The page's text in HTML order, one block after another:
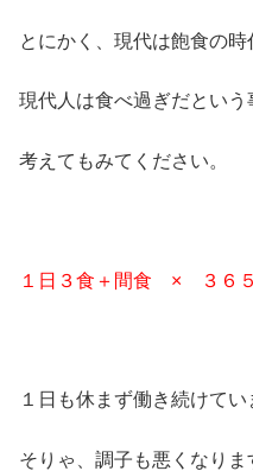
とにかく、現代は飽食の時
現代人は食べ過ぎだという
考えてもみてください。
１日３食＋間食 × ３６
１日も休まず働き続けてい
そりゃ、調子も悪くなりま